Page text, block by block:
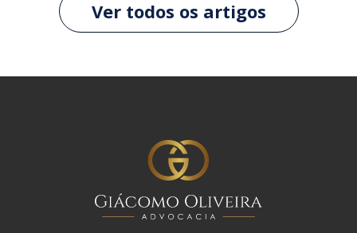
Ver todos os artigos